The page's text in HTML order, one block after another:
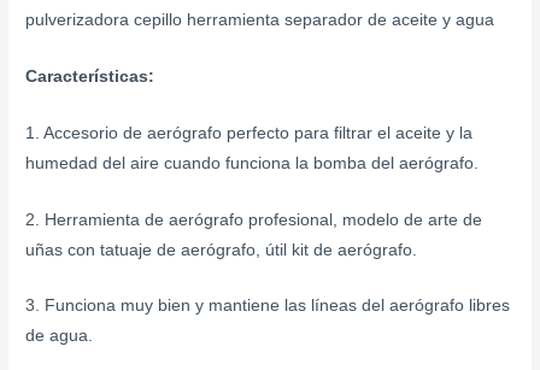
pulverizadora cepillo herramienta separador de aceite y agua
Características:
1. Accesorio de aerógrafo perfecto para filtrar el aceite y la
humedad del aire cuando funciona la bomba del aerógrafo.
2. Herramienta de aerógrafo profesional, modelo de arte de
uñas con tatuaje de aerógrafo, útil kit de aerógrafo.
3. Funciona muy bien y mantiene las líneas del aerógrafo libres
de agua.